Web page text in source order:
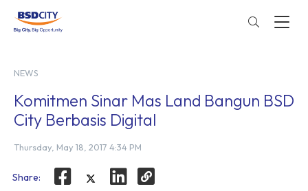
NEWS
Komitmen Sinar Mas Land Bangun BSD
City Berbasis Digital
Thursday, May 18, 2017 4:34 PM
Share: